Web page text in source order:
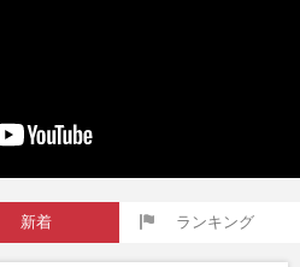
新着 ランキング